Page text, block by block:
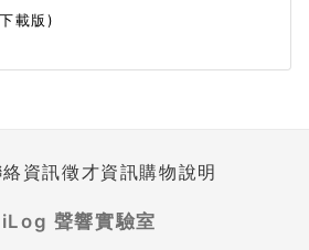
載版)
資訊徵才資訊購物說明
聲響實驗室